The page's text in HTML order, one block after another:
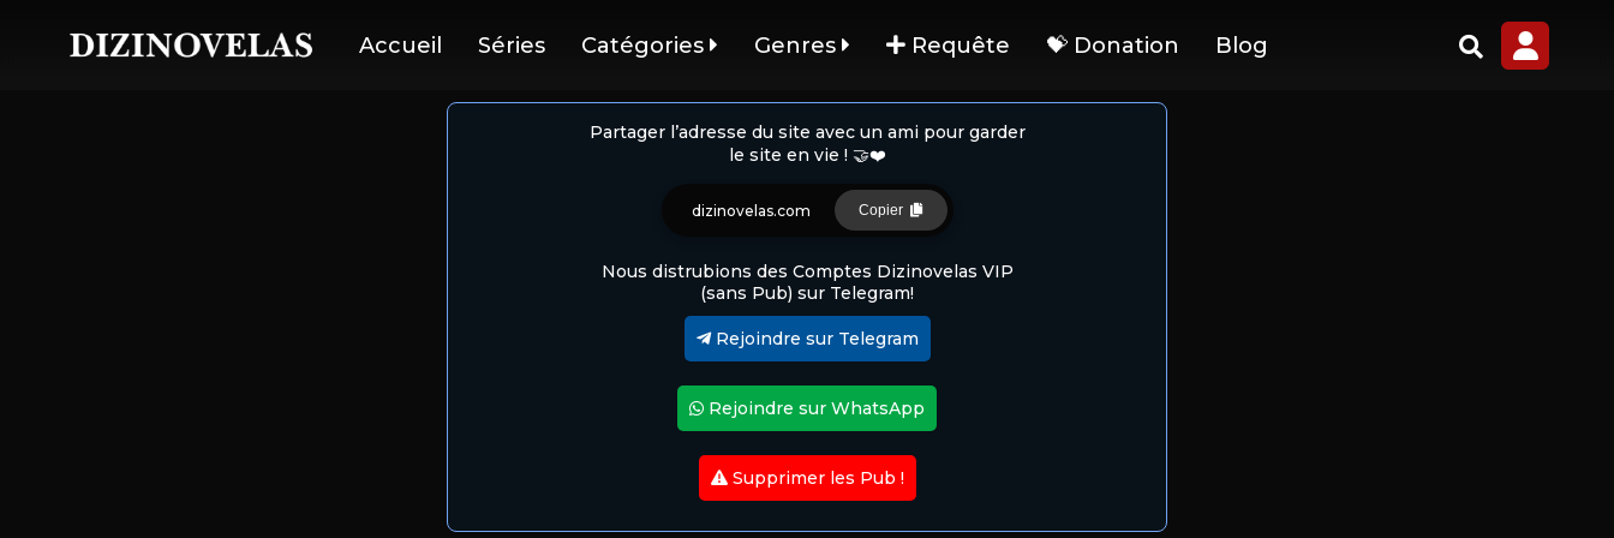
Accueil Séries Catégories Genres Requête 💝 Donation Blog
Partager l’adresse du site avec un ami pour garder
le site en vie ! 🤝❤️
dizinovelas.com Copier
Nous distrubions des Comptes Dizinovelas VIP
(sans Pub) sur Telegram!
Rejoindre sur Telegram
Rejoindre sur WhatsApp
Supprimer les Pub !